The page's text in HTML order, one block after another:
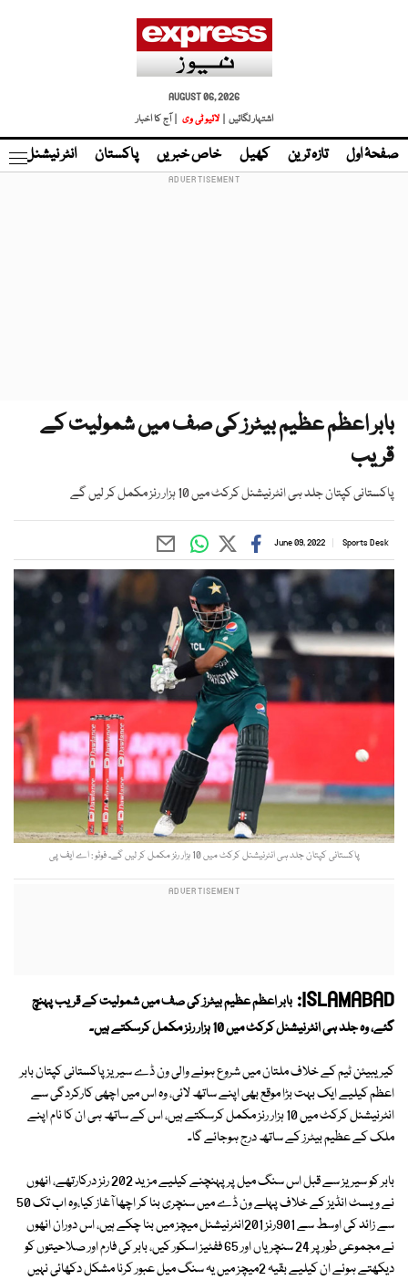
AUGUST 06, 2026
اشتہار لگائیں |
لائیو ٹی وی | آج کا اخبار
صفحۂ اول تازہ ترین کھیل خاص خبریں پاکستان انٹر نیشنل
بابر اعظم عظیم بیٹرز کی صف میں شمولیت کے
قریب
پاکستانی کپتان جلد ہی انٹرنیشنل کرکٹ میں 10 ہزار رنز مکمل کر لیں گے
Sports Desk
June 09, 2022
پاکستانی کپتان جلد ہی انٹرنیشنل کرکٹ میں 10 ہزار رنز مکمل کر لیں گے۔ فوٹو : اے ایف پی
ISLAMABAD: بابر اعظم عظیم بیٹرز کی صف میں شمولیت کے قریب پہنچ
گئے، وہ جلد ہی انٹرنیشنل کرکٹ میں 10 ہزار رنز مکمل کرسکتے ہیں۔
کیریبیئن ٹیم کے خلاف ملتان میں شروع ہونے والی ون ڈے سیریز پاکستانی کپتان بابر
اعظم کیلیے ایک بہت بڑا موقع بھی اپنے ساتھ لائی، وہ اس میں اچھی کارکردگی سے
انٹرنیشنل کرکٹ میں 10 ہزار رنز مکمل کرسکتے ہیں، اس کے ساتھ ہی ان کا نام اپنے
ملک کے عظیم بیٹرز کے ساتھ درج ہوجائے گا۔
بابر کو سیریز سے قبل اس سنگ میل پر پہنچنے کیلیے مزید 202 رنز درکارتھے، انھوں
نے ویسٹ انڈیز کے خلاف پہلے ون ڈے میں سنچری بنا کر اچھا آغاز کیا،وہ اب تک 50
سے زائد کی اوسط سے 901رنز 201انٹرنیشنل میچز میں بنا چکے ہیں، اس دوران انھوں
نے مجموعی طور پر 24 سنچریاں اور 65 ففٹیز اسکور کیں، بابر کی فارم اور صلاحیتوں کو
دیکھتے ہوئے ان کیلیے بقیہ 2میچز میں یہ سنگ میل عبور کرنا مشکل دکھائی نہیں